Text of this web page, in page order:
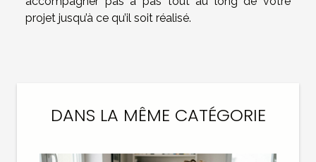
projet jusqu’à ce qu’il soit réalisé.
DANS LA MÊME CATÉGORIE